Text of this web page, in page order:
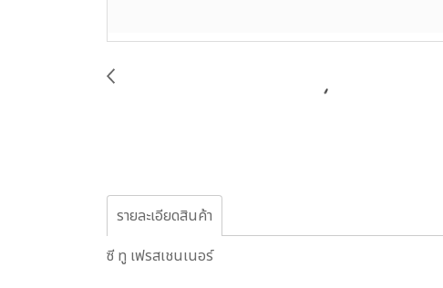
รายละเอียดสินค้า
ซี ทู เฟรสเชนเนอร์